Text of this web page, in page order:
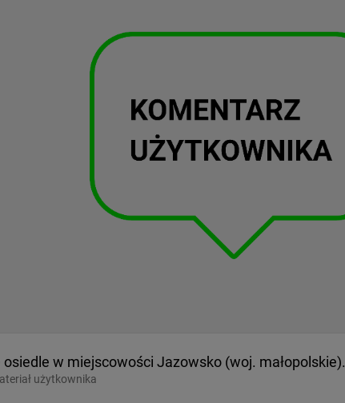
osiedle w miejscowości Jazowsko (woj. małopolskie).
użytkownika